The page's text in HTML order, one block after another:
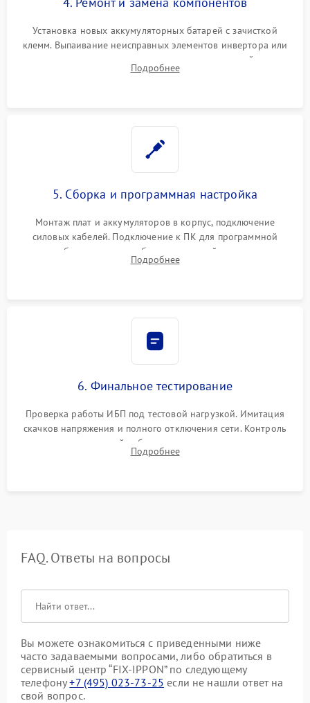
Установка новых аккумуляторных батарей с зачисткой
клемм. Выпаивание неисправных элементов инвертора или
цепи зарядки и монтаж новых радиодеталей.
Восстановление поврежденных токоведущих дорожек и
Подробнее
5. Сборка и программная настройка
Монтаж плат и аккумуляторов в корпус, подключение
силовых кабелей. Подключение к ПК для программной
калибровки констант батареи, настройки порогов
срабатывания AVR и сброса счетчиков старения АКБ.
Подробнее
6. Финальное тестирование
Проверка работы ИБП под тестовой нагрузкой. Имитация
скачков напряжения и полного отключения сети. Контроль
времени автономной работы, температурного режима и
корректности формы выходного сигнала.
Подробнее
FAQ. Ответы на вопросы
Вы можете ознакомиться с приведенными ниже
часто задаваемыми вопросами, либо обратиться в
сервисный центр “FIX-IPPON” по следующему
телефону+7 (495) 023-73-25 если не нашли ответ на
свой вопрос.